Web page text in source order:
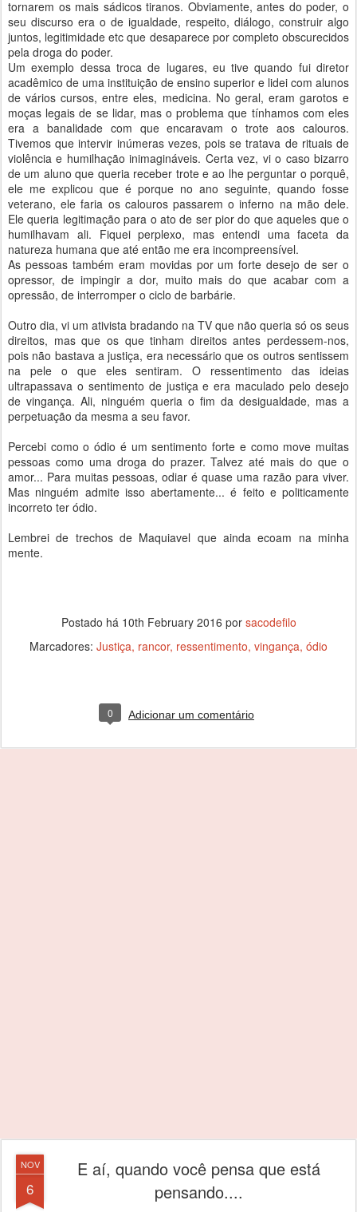
tornarem os mais sádicos tiranos. Obviamente, antes do poder, o
seu discurso era o de igualdade, respeito, diálogo, construir algo
juntos, legitimidade etc que desaparece por completo obscurecidos
pela droga do poder.
Um exemplo dessa troca de lugares, eu tive quando fui diretor
acadêmico de uma instituição de ensino superior e lidei com alunos
de vários cursos, entre eles, medicina. No geral, eram garotos e
moças legais de se lidar, mas o problema que tínhamos com eles
era a banalidade com que encaravam o trote aos calouros.
Tivemos que intervir inúmeras vezes, pois se tratava de rituais de
violência e humilhação inimagináveis. Certa vez, vi o caso bizarro
de um aluno que queria receber trote e ao lhe perguntar o porquê,
ele me explicou que é porque no ano seguinte, quando fosse
veterano, ele faria os calouros passarem o inferno na mão dele.
Ele queria legitimação para o ato de ser pior do que aqueles que o
humilhavam ali. Fiquei perplexo, mas entendi uma faceta da
natureza humana que até então me era incompreensível.
As pessoas também eram movidas por um forte desejo de ser o
opressor, de impingir a dor, muito mais do que acabar com a
opressão, de interromper o ciclo de barbárie.
Outro dia, vi um ativista bradando na TV que não queria só os seus
direitos, mas que os que tinham direitos antes perdessem-nos,
pois não bastava a justiça, era necessário que os outros sentissem
na pele o que eles sentiram. O ressentimento das ideias
ultrapassava o sentimento de justiça e era maculado pelo desejo
de vingança. Ali, ninguém queria o fim da desigualdade, mas a
perpetuação da mesma a seu favor.
Percebi como o ódio é um sentimento forte e como move muitas
pessoas como uma droga do prazer. Talvez até mais do que o
amor... Para muitas pessoas, odiar é quase uma razão para viver.
Mas ninguém admite isso abertamente... é feito e politicamente
incorreto ter ódio.
Lembrei de trechos de Maquiavel que ainda ecoam na minha
mente.
Postado há 10th February 2016 por sacodefilo
Marcadores: Justiça rancor ressentimento vingança ódio
0 Adicionar um comentário
NOV
6
E aí, quando você pensa que está
pensando....